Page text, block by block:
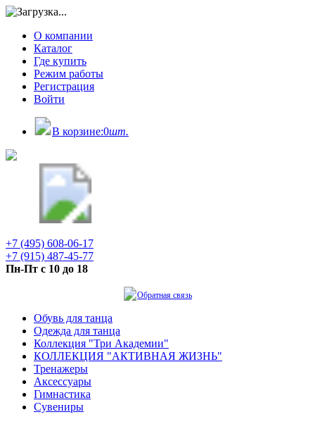
О компании
Каталог
Где купить
Режим работы
Регистрация
Войти
В корзине:0шт.
+7 (495) 608-06-17
+7 (915) 487-45-77
Пн-Пт с 10 до 18
Обратная связь
Обувь для танца
Одежда для танца
Коллекция "Три Академии"
КОЛЛЕКЦИЯ "АКТИВНАЯ ЖИЗНЬ"
Тренажеры
Аксессуары
Гимнастика
Сувениры